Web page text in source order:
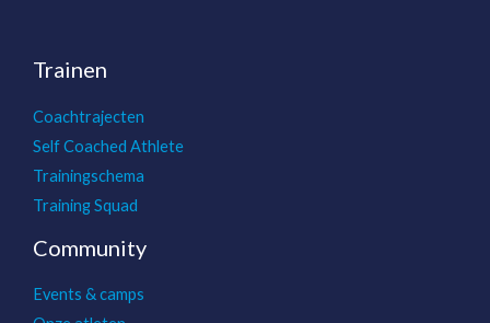
Trainen
Coachtrajecten
Self Coached Athlete
Trainingschema
Training Squad
Community
Events & camps